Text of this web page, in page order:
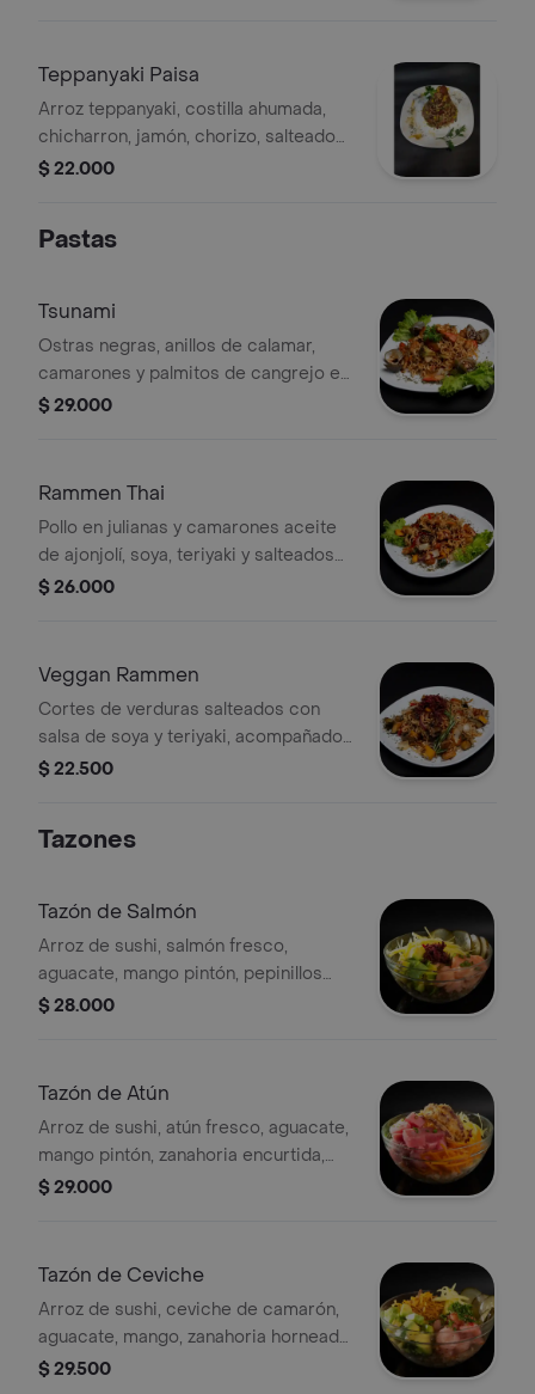
Teppanyaki Paisa
Arroz teppanyaki, costilla ahumada,
chicharron, jamón, chorizo, salteados
ala planchaen salasa de soya, plátano
$ 22.000
Pastas
Tsunami
Ostras negras, anillos de calamar,
camarones y palmitos de cangrejo en
salsa marinera, salteados con
$ 29.000
Rammen Thai
Pollo en julianas y camarones aceite
de ajonjolí, soya, teriyaki y salteados
con verduras y pasta rammen.
$ 26.000
Veggan Rammen
Cortes de verduras salteados con
salsa de soya y teriyaki, acompañados
de pasta rammen.
$ 22.500
Tazones
Tazón de Salmón
Arroz de sushi, salmón fresco,
aguacate, mango pintón, pepinillos
encurtidos y remolacha horneada.
$ 28.000
Tazón de Atún
Arroz de sushi, atún fresco, aguacate,
mango pintón, zanahoria encurtida,
aros de cebolla al panko.
$ 29.000
Tazón de Ceviche
Arroz de sushi, ceviche de camarón,
aguacate, mango, zanahoria horneada
y pepinillos encurtidos.
$ 29.500